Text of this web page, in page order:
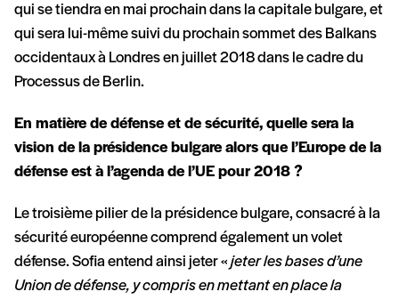
qui se tiendra en mai prochain dans la capitale bulgare, et
qui sera lui-même suivi du prochain sommet des Balkans
occidentaux à Londres en juillet 2018 dans le cadre du
Processus de Berlin.
En matière de défense et de sécurité, quelle sera la
vision de la présidence bulgare alors que l’Europe de la
défense est à l’agenda de l’UE pour 2018 ?
Le troisième pilier de la présidence bulgare, consacré à la
sécurité européenne comprend également un volet
défense. Sofia entend ainsi jeter «jeter les bases d’une
Union de défense, y compris en mettant en place la